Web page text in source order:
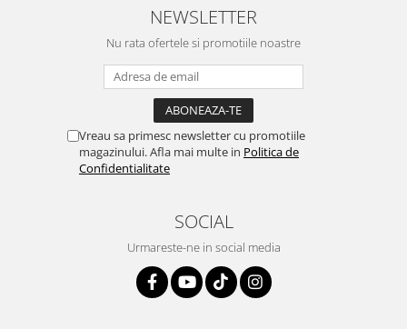
NEWSLETTER
Nu rata ofertele si promotiile noastre
Vreau sa primesc newsletter cu promotiile
magazinului. Afla mai multe in Politica de
Confidentialitate
SOCIAL
Urmareste-ne in social media